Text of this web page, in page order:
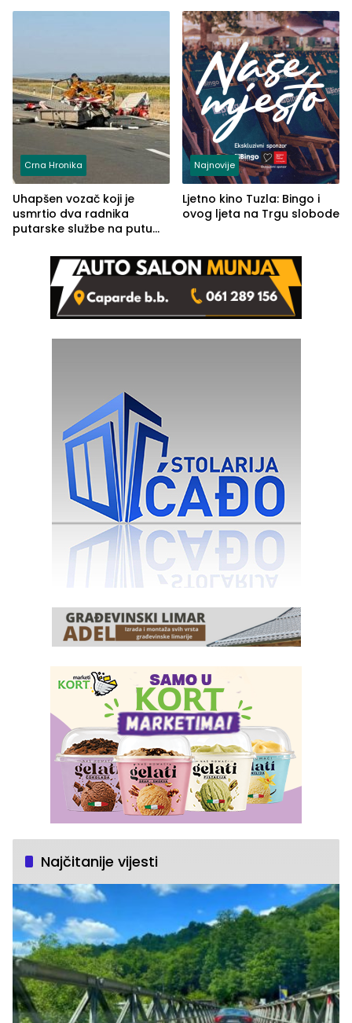
Crna Hronika
Uhapšen vozač koji je
usmrtio dva radnika
putarske službe na putu
(FOTO)
Najnovije
Ljetno kino Tuzla: Bingo i
ovog ljeta na Trgu slobode
Najčitanije vijesti